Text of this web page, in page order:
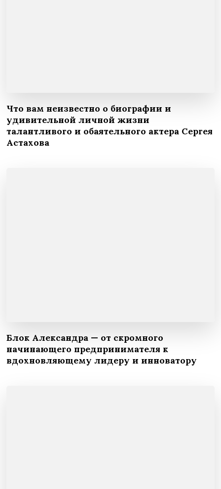
Что вам неизвестно о биографии и
удивительной личной жизни
талантливого и обаятельного актера Сергея
Астахова
Блок Александра — от скромного
начинающего предпринимателя к
вдохновляющему лидеру и инноватору